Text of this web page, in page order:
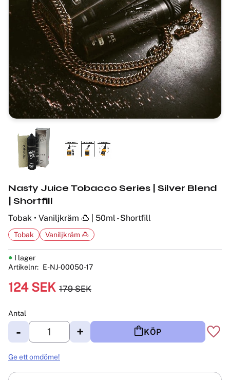
Nasty Juice Tobacco Series | Silver Blend
| Shortfill
Tobak • Vaniljkräm 🍮 | 50ml - Shortfill
Nedsatt pris:
124SEK Ordinarie pris:
179SEK
Antal
+
- KÖP
I lager
Artikelnr
E-NJ-00050-17
Tobak Vaniljkräm 🍮
Ge ett omdöme!